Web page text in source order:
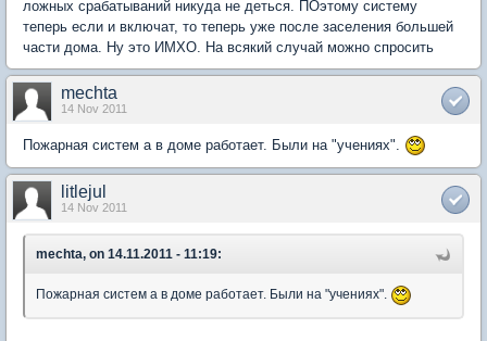
ложных срабатываний никуда не деться. ПОэтому систему
теперь если и включат, то теперь уже после заселения большей
части дома. Ну это ИМХО. На всякий случай можно спросить
mechta
14 Nov 2011
Пожарная систем а в доме работает. Были на "учениях".
litlejul
14 Nov 2011
mechta, on 14.11.2011 - 11:19:
Пожарная систем а в доме работает. Были на "учениях".